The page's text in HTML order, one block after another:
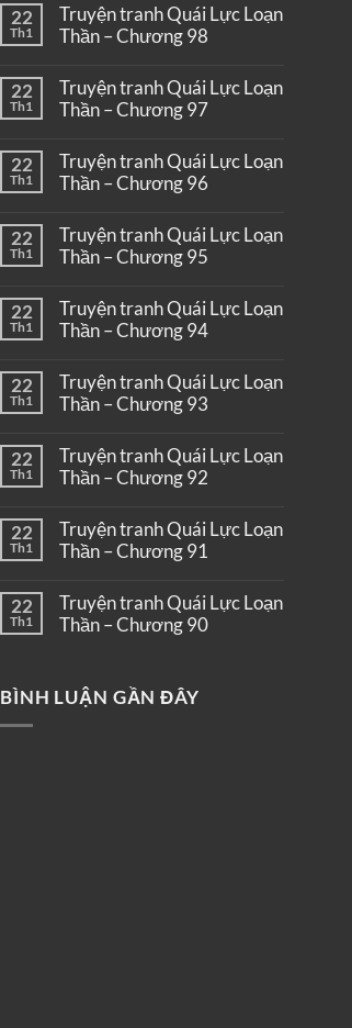
22
Th1
Truyện tranh Quái Lực Loạn
Thần – Chương 98
22
Th1
Truyện tranh Quái Lực Loạn
Thần – Chương 97
22
Th1
Truyện tranh Quái Lực Loạn
Thần – Chương 96
22
Th1
Truyện tranh Quái Lực Loạn
Thần – Chương 95
22
Th1
Truyện tranh Quái Lực Loạn
Thần – Chương 94
22
Th1
Truyện tranh Quái Lực Loạn
Thần – Chương 93
22
Th1
Truyện tranh Quái Lực Loạn
Thần – Chương 92
22
Th1
Truyện tranh Quái Lực Loạn
Thần – Chương 91
22
Th1
Truyện tranh Quái Lực Loạn
Thần – Chương 90
BÌNH LUẬN GẦN ĐÂY